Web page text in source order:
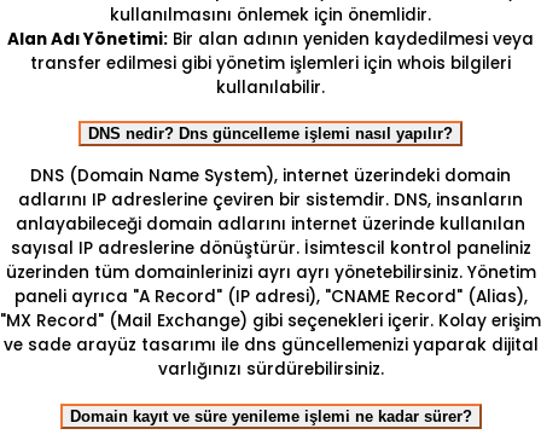
kullanılmasını önlemek için önemlidir.
Alan Adı Yönetimi: Bir alan adının yeniden kaydedilmesi veya
transfer edilmesi gibi yönetim işlemleri için whois bilgileri
kullanılabilir.
DNS nedir? Dns güncelleme işlemi nasıl yapılır?
DNS (Domain Name System), internet üzerindeki domain
adlarını IP adreslerine çeviren bir sistemdir. DNS, insanların
anlayabileceği domain adlarını internet üzerinde kullanılan
sayısal IP adreslerine dönüştürür. İsimtescil kontrol paneliniz
üzerinden tüm domainlerinizi ayrı ayrı yönetebilirsiniz. Yönetim
paneli ayrıca "A Record" (IP adresi), "CNAME Record" (Alias),
"MX Record" (Mail Exchange) gibi seçenekleri içerir. Kolay erişim
ve sade arayüz tasarımı ile dns güncellemenizi yaparak dijital
varlığınızı sürdürebilirsiniz.
Domain kayıt ve süre yenileme işlemi ne kadar sürer?